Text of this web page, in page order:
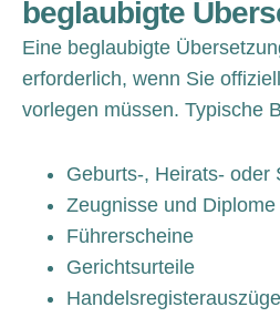
beglaubigte
Eine beglaubigte
erforderlich, wenn Sie
vorlegen müssen. Typische
Geburts-, Heirats- oder
Zeugnisse und Diplome
Führerscheine
Gerichtsurteile
Handelsregisterauszüge